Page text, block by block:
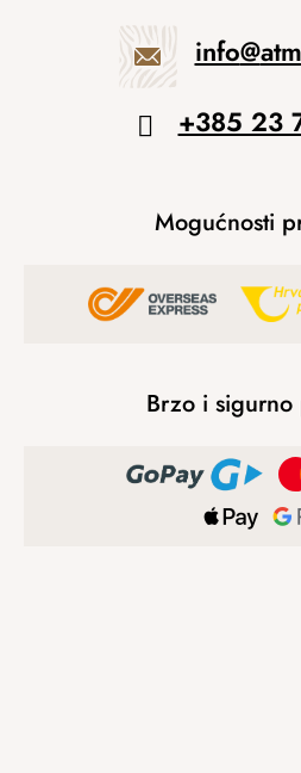
info@
+385 23
Mogućnosti
Brzo i sigurno